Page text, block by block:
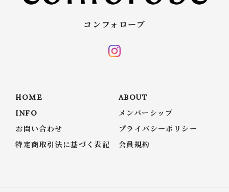
コンフォローブ
HOME
ABOUT
INFO
メンバーシップ
お問い合わせ
プライバシーポリシー
特定商取引法に基づく表記
会員規約